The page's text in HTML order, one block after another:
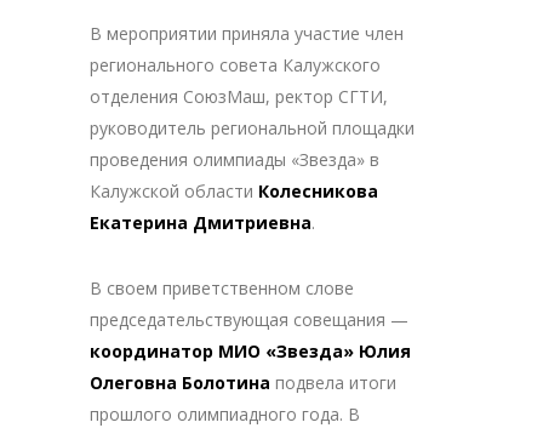
В мероприятии приняла участие член
регионального совета Калужского
отделения СоюзМаш, ректор СГТИ,
руководитель региональной площадки
проведения олимпиады «Звезда» в
Калужской области Колесникова
Екатерина Дмитриевна.
В своем приветственном слове
председательствующая совещания —
координатор МИО «Звезда» Юлия
Олеговна Болотина подвела итоги
прошлого олимпиадного года. В